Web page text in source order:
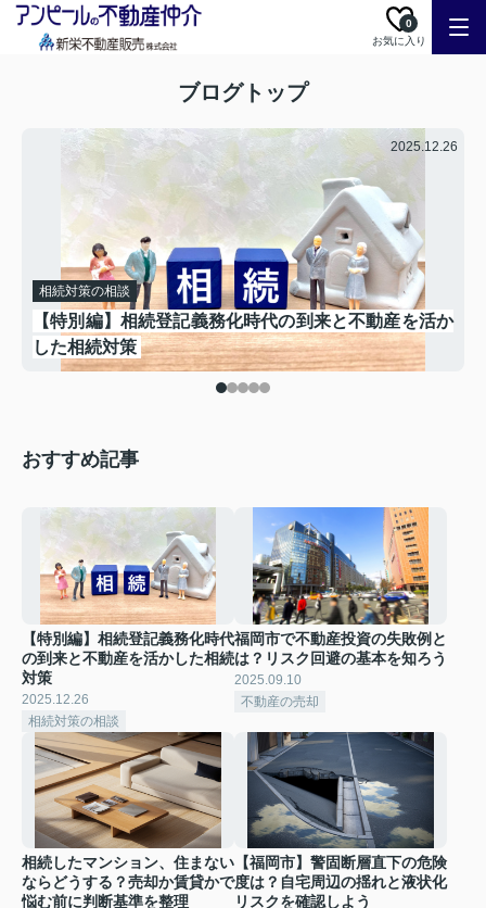
お気に入り
0
ブログトップ
2025.12.26
相続対策の相談
【特別編】相続登記義務化時代の到来と不動産を活か
した相続対策
おすすめ記事
【特別編】相続登記義務化時代
の到来と不動産を活かした相続
対策
2025.12.26
相続対策の相談
福岡市で不動産投資の失敗例と
は？リスク回避の基本を知ろう
2025.09.10
不動産の売却
相続したマンション、住まない
ならどうする？売却か賃貸かで
悩む前に判断基準を整理
【福岡市】警固断層直下の危険
度は？自宅周辺の揺れと液状化
リスクを確認しよう